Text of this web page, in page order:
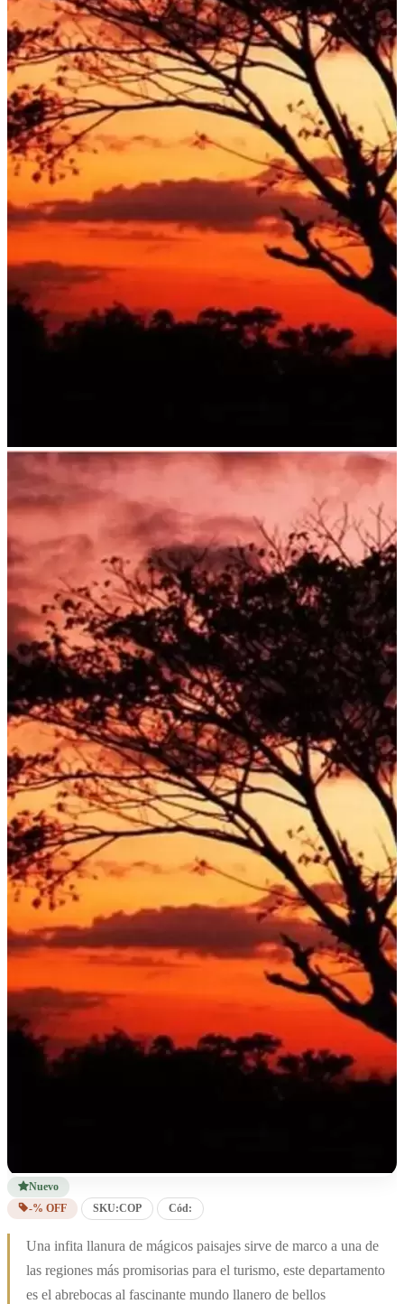
Nuevo
-% OFF
SKU:COP Cód:
Una infita llanura de mágicos paisajes sirve de marco a una de
las regiones más promisorias para el turismo, este departamento
es el abrebocas al fascinante mundo llanero de bellos